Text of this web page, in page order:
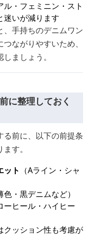
ル・フェミニン・スト
迷いが減ります
手持ちのデニムワン
ながりやすいため、
ましょう。
に整理しておく
る前に、以下の前提条
す。
ット （Aライン・シャ
・黒デニムなど）
ーヒール・ハイヒー
クッション性も考慮が